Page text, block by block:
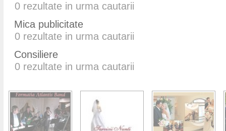
0 rezultate in urma cautarii
Mica publicitate
0 rezultate in urma cautarii
Consiliere
0 rezultate in urma cautarii